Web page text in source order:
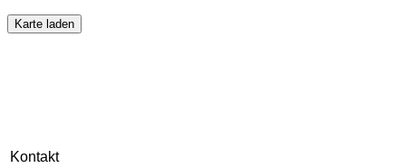
Karte laden
Kontakt